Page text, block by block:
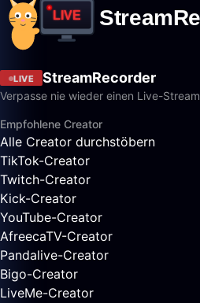
LIVE StreamRecorder
Verpasse nie wieder einen Live-Stream
Empfohlene Creator
Alle Creator durchstöbern
TikTok-Creator
Twitch-Creator
Kick-Creator
YouTube-Creator
AfreecaTV-Creator
Pandalive-Creator
Bigo-Creator
LiveMe-Creator